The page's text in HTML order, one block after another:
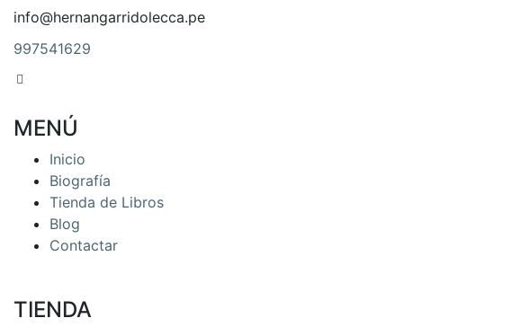
info@hernangarridolecca.pe
997541629
MENÚ
Inicio
Biografía
Tienda de Libros
Blog
Contactar
TIENDA